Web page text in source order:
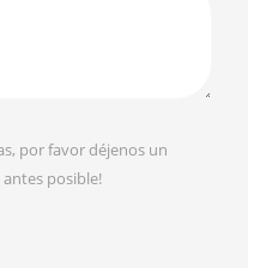
por favor déjenos un
antes posible!